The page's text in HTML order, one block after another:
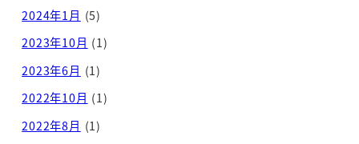
2024年1月 (5)
2023年10月 (1)
2023年6月 (1)
2022年10月 (1)
2022年8月 (1)